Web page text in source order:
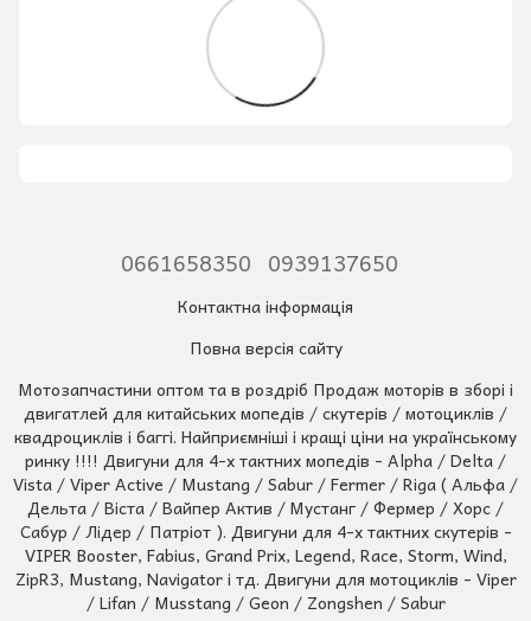
0661658350 0939137650
Контактна інформація
Повна версія сайту
Мотозапчастини оптом та в роздріб Продаж моторів в зборі і
двигатлей для китайських мопедів / скутерів / мотоциклів /
квадроциклів і баггі. Найприємніші і кращі ціни на українському
ринку !!!! Двигуни для 4-х тактних мопедів - Alpha / Delta /
Vista / Viper Active / Mustang / Sabur / Fermer / Riga ( Альфа /
Дельта / Віста / Вайпер Актив / Мустанг / Фермер / Хорс /
Сабур / Лідер / Патріот ). Двигуни для 4-х тактних скутерів -
VIPER Booster, Fabius, Grand Prix, Legend, Race, Storm, Wind,
ZipR3, Mustang, Navigator і тд. Двигуни для мотоциклів - Viper
/ Lifan / Musstang / Geon / Zongshen / Sabur